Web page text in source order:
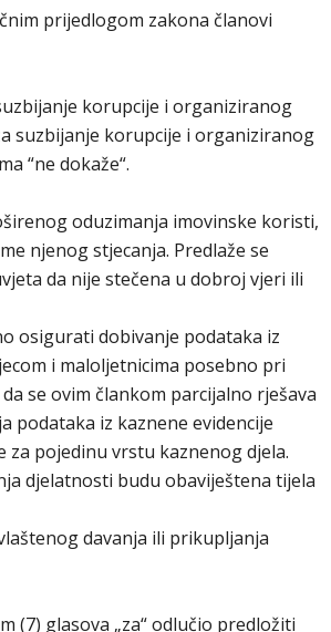
prijedlogom zakona članovi
korupcije i organiziranog
suzbijanje korupcije i organiziranog
“ne dokaže“.
oduzimanja imovinske koristi,
njenog stjecanja. Predlaže se
da nije stečena u dobroj vjeri ili
osigurati dobivanje podataka iz
i maloljetnicima posebno pri
se ovim člankom parcijalno rješava
podataka iz kaznene evidencije
pojedinu vrstu kaznenog djela.
djelatnosti budu obaviještena tijela
davanja ili prikupljanja
(7) glasova „za“ odlučio predložiti